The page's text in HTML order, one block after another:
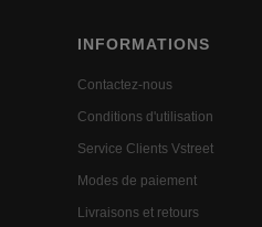
INFORMATIONS
Contactez-nous
Conditions d'utilisation
Service Clients Vstreet
Modes de paiement
Livraisons et retours